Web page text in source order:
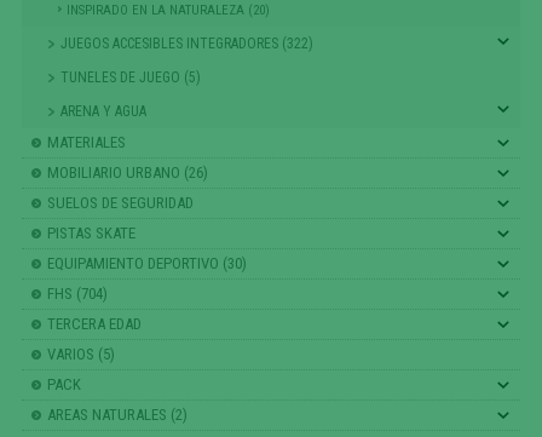
INSPIRADO EN LA NATURALEZA (20)
JUEGOS ACCESIBLES INTEGRADORES (322)
TUNELES DE JUEGO (5)
ARENA Y AGUA
MATERIALES
MOBILIARIO URBANO (26)
SUELOS DE SEGURIDAD
PISTAS SKATE
EQUIPAMIENTO DEPORTIVO (30)
FHS (704)
TERCERA EDAD
VARIOS (5)
PACK
AREAS NATURALES (2)